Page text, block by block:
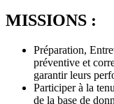
MISSIONS :
Préparation,
préventive et
garantir leurs
Participer à la
de la base de